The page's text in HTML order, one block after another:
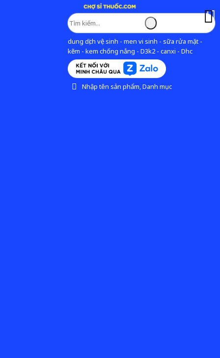
dung dịch vệ sinh - men vi sinh - sữa rửa mặt -
kẽm - kem chống nắng - D3k2 - canxi - Dhc
Nhập tên sản phẩm, Danh mục